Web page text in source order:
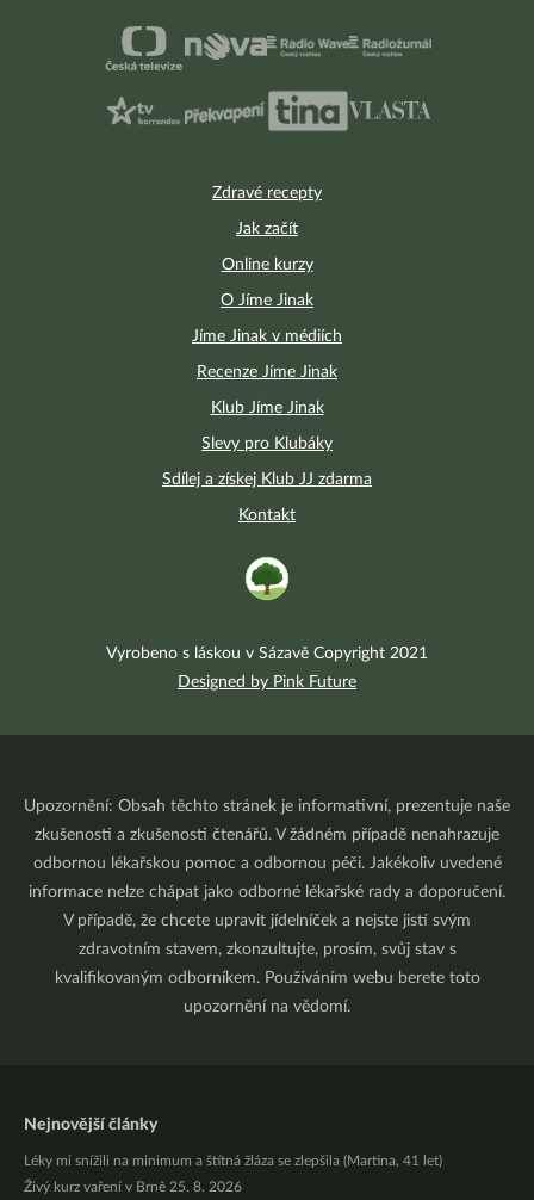
Zdravé recepty
Jak začít
Online kurzy
O Jíme Jinak
Jíme Jinak v médiích
Recenze Jíme Jinak
Klub Jíme Jinak
Slevy pro Klubáky
Sdílej a získej Klub JJ zdarma
Kontakt
Vyrobeno s láskou v Sázavě Copyright 2021
Designed by Pink Future
Upozornění: Obsah těchto stránek je informativní, prezentuje naše
zkušenosti a zkušenosti čtenářů. V žádném případě nenahrazuje
odbornou lékařskou pomoc a odbornou péči. Jakékoliv uvedené
informace nelze chápat jako odborné lékařské rady a doporučení.
V případě, že chcete upravit jídelníček a nejste jistí svým
zdravotním stavem, zkonzultujte, prosím, svůj stav s
kvalifikovaným odborníkem. Používáním webu berete toto
upozornění na vědomí.
Nejnovější články
Léky mi snížili na minimum a štítná žláza se zlepšila (Martina, 41 let)
Živý kurz vaření v Brně 25. 8. 2026